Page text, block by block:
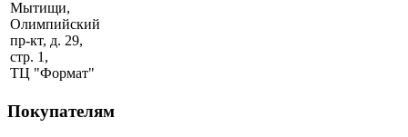
Мытищи,
Олимпийский
пр-кт, д. 29,
стр. 1,
ТЦ "Формат"
Покупателям